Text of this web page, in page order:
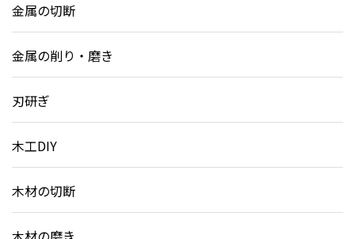
金属の切断
金属の削り・磨き
刃研ぎ
木工DIY
木材の切断